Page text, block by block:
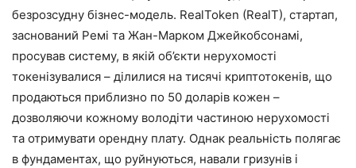
безрозсудну бізнес-модель. RealToken (RealT), стартап,
заснований Ремі та Жан-Марком Джейкобсонамі,
просував систему, в якій об’єкти нерухомості
токенізувалися – ділилися на тисячі криптотокенів, що
продаються приблизно по 50 доларів кожен –
дозволяючи кожному володіти частиною нерухомості
та отримувати орендну плату. Однак реальність полягає
в фундаментах, що руйнуються, навали гризунів і